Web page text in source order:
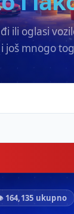
ili oglasi
još mnogo
164,135 ukupno